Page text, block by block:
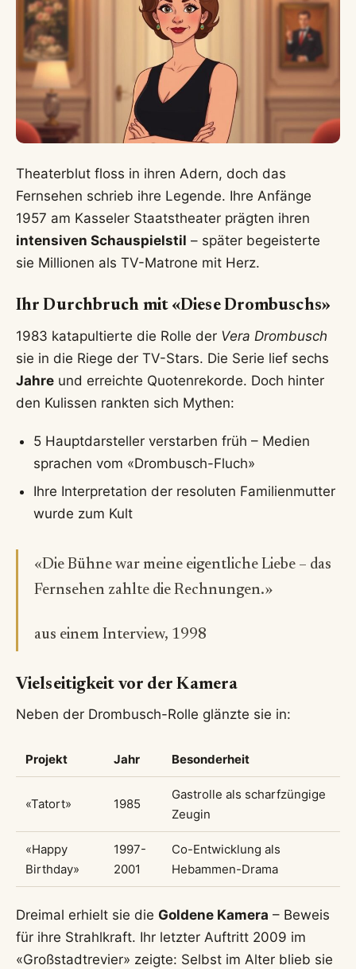
Theaterblut floss in ihren Adern, doch das
Fernsehen schrieb ihre Legende. Ihre Anfänge
1957 am Kasseler Staatstheater prägten ihren
intensiven Schauspielstil – später begeisterte
sie Millionen als TV-Matrone mit Herz.
Ihr Durchbruch mit «Diese Drombuschs»
1983 katapultierte die Rolle der Vera Drombusch
sie in die Riege der TV-Stars. Die Serie lief sechs
Jahre und erreichte Quotenrekorde. Doch hinter
den Kulissen rankten sich Mythen:
5 Hauptdarsteller verstarben früh – Medien
sprachen vom «Drombusch-Fluch»
Ihre Interpretation der resoluten Familienmutter
wurde zum Kult
«Die Bühne war meine eigentliche Liebe – das
Fernsehen zahlte die Rechnungen.»
aus einem Interview, 1998
Vielseitigkeit vor der Kamera
Neben der Drombusch-Rolle glänzte sie in:
Projekt Jahr Besonderheit
«Tatort» 1985
Gastrolle als scharfzüngige
Zeugin
«Happy
Birthday»
1997-
2001
Co-Entwicklung als
Hebammen-Drama
Dreimal erhielt sie die Goldene Kamera – Beweis
für ihre Strahlkraft. Ihr letzter Auftritt 2009 im
«Großstadtrevier» zeigte: Selbst im Alter blieb sie